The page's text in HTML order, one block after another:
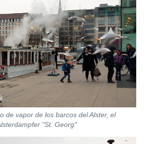
de vapor de los barcos del Alster, el
"St. Georg"